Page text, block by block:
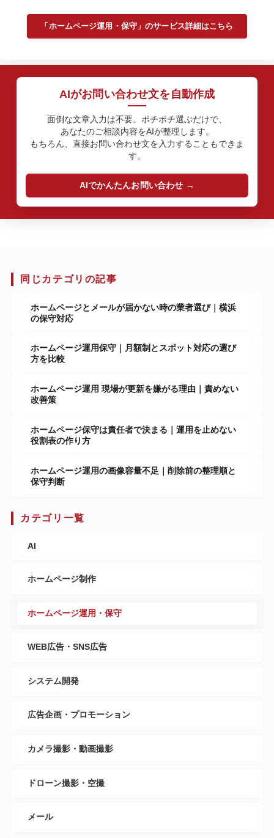
「ホームページ運用・保守」のサービス詳細はこちら
AIがお問い合わせ文を自動作成
面倒な文章入力は不要。ポチポチ選ぶだけで、
あなたのご相談内容をAIが整理します。
もちろん、直接お問い合わせ文を入力することもできま
す。
AIでかんたんお問い合わせ
同じカテゴリの記事
ホームページとメールが届かない時の業者選び｜横浜
の保守対応
ホームページ運用保守｜月額制とスポット対応の選び
方を比較
ホームページ運用 現場が更新を嫌がる理由｜責めない
改善策
ホームページ保守は責任者で決まる｜運用を止めない
役割表の作り方
ホームページ運用の画像容量不足｜削除前の整理順と
保守判断
カテゴリ一覧
AI
ホームページ制作
ホームページ運用・保守
WEB広告・SNS広告
システム開発
広告企画・プロモーション
カメラ撮影・動画撮影
ドローン撮影・空撮
メール